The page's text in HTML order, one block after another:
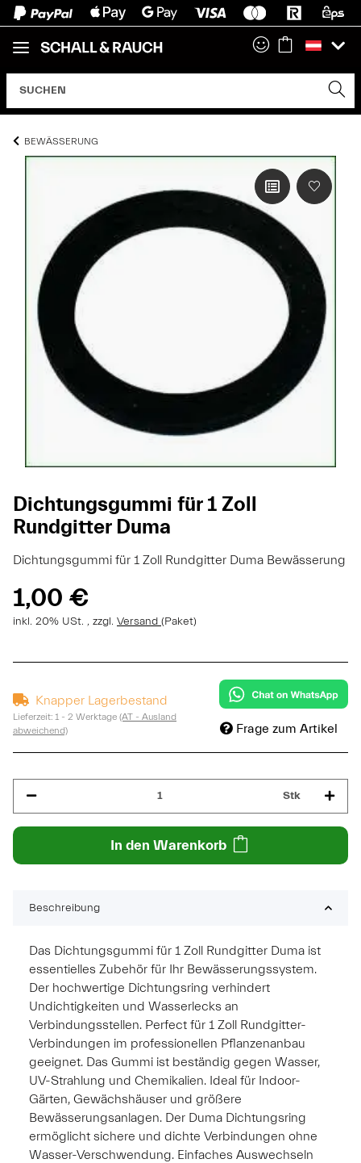
BEWÄSSERUNG
Dichtungsgummi für 1 Zoll
Rundgitter Duma
Dichtungsgummi für 1 Zoll Rundgitter Duma Bewässerung
1,00 €
inkl. 20% USt. , zzgl. Versand (Paket)
Knapper Lagerbestand
Lieferzeit: 1 - 2 Werktage (AT - Ausland
abweichend)
Frage zum Artikel
Stk
In den Warenkorb
Beschreibung
Das Dichtungsgummi für 1 Zoll Rundgitter Duma ist
essentielles Zubehör für Ihr Bewässerungssystem.
Der hochwertige Dichtungsring verhindert
Undichtigkeiten und Wasserlecks an
Verbindungsstellen. Perfect für 1 Zoll Rundgitter-
Verbindungen im professionellen Pflanzenanbau
geeignet. Das Gummi ist beständig gegen Wasser,
UV-Strahlung und Chemikalien. Ideal für Indoor-
Gärten, Gewächshäuser und größere
Bewässerungsanlagen. Der Duma Dichtungsring
ermöglicht sichere und dichte Verbindungen ohne
Wasser-Verschwendung. Einfaches Auswechseln